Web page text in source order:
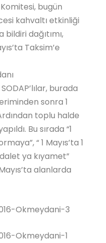
Komitesi, bugün
kahvaltı etkinliği
dağıtımı,
Taksim’e
burada
sonra 1
toplu halde
Bu sırada “1
“ 1 Mayıs’ta 1
ya kıyamet”
alanlarda